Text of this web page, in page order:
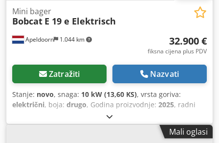
Apeldoorn 1.044 km
Mini bager
Bobcat E 19 e Elektrisch
32.900 €
fiksna cijena plus PDV
Zatražiti Nazvati
Stanje: novo, snaga: 10 kW (13,60 KS), vrsta goriva:
električni, boja: drugo, Godina proizvodnje: 2025, radni
, Pogon: gusjenica Vlastita masa: 1.910 kg
Dimenzije (D x Š x V): 381 x 98 x 230 cm CE oznaka: da Opće
stanje: vrlo dobro Tehničko stanje: vrlo dobro Vizualno
Mali oglasi